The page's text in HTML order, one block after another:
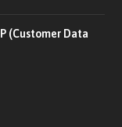
(Customer Data